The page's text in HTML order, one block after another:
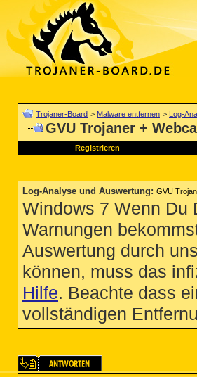
Trojaner-Board > Malware entfernen > Log-
GVU Trojaner +
Registrieren
Log-Analyse und Auswertung: GVU
Windows 7 Wenn Du
Warnungen
Auswertung durch
können, muss das
Hilfe. Beachte dass
vollständigen